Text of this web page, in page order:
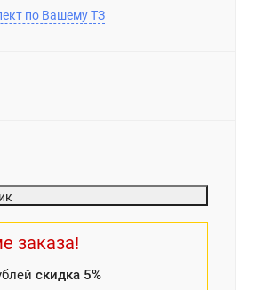
по Вашему ТЗ
заказа!
скидка 5%